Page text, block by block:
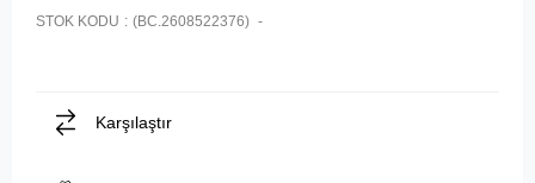
STOK KODU (BC.2608522376)
Karşılaştır